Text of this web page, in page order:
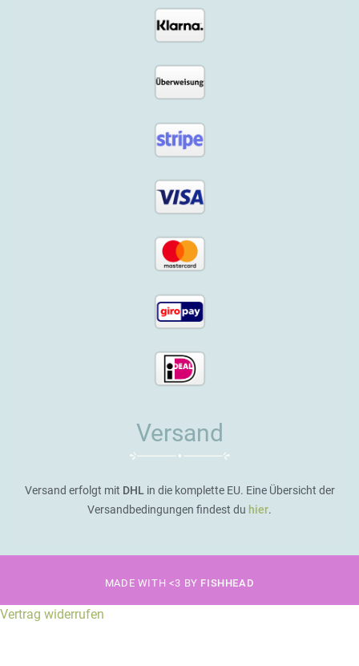
Versand
Versand erfolgt mit DHLin die komplette EU. Eine Übersicht der
Versandbedingungen findest du hier.
MADE WITH <3 BY FISHHEAD
Vertrag widerrufen